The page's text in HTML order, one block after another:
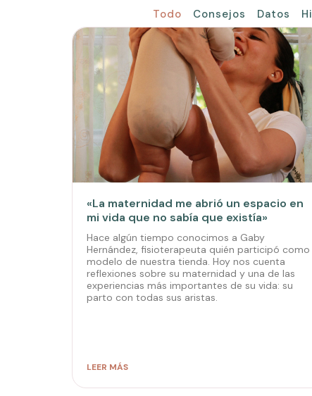
Consejos Datos
Todo
«La maternidad me abrió un espacio en
mi vida que no sabía que existía»
Hace algún tiempo conocimos a Gaby
Hernández, fisioterapeuta quién participó como
modelo de nuestra tienda. Hoy nos cuenta
reflexiones sobre su maternidad y una de las
experiencias más importantes de su vida: su
parto con todas sus aristas.
LEER MÁS